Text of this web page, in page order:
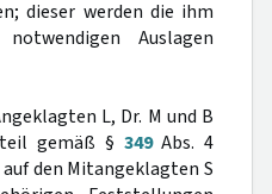
dieser werden die ihm
Auslagen
L, Dr. M und B
gemäß § 349Abs. 4
den Mitangeklagten S